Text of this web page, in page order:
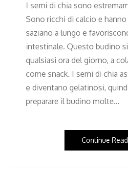
I semi di chia sono
Sono ricchi di calcio e
saziano a lungo e
intestinale. Questo budino
qualsiasi ora del giorno, a
come snack. I semi di chia
e diventano gelatinosi,
preparare il budino molte…
Continue